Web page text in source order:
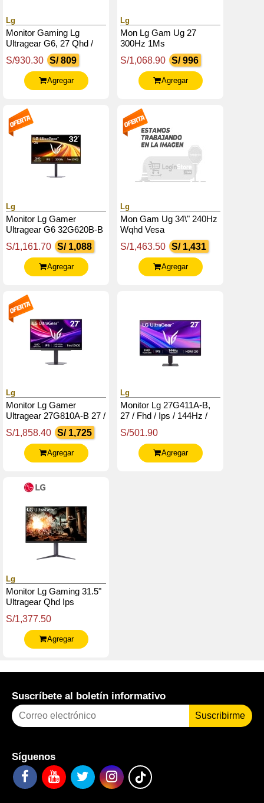
Lg
Monitor Gaming Lg
Ultragear G6, 27 Qhd /
Ips / 200Hz / 1Ms (Gtg) /
Hdmi X2 / Dp /
Headphone-Out
S/930.30 S/ 809
Agregar
Lg
Mon Lg Gam Ug 27
300Hz 1Ms
S/1,068.90 S/ 996
Agregar
Lg
Monitor Lg Gamer
Ultragear G6 32G620B-B
32 / Qhd / Ips / 200Hz /
Hdmix2 / Dp /
Salida_Auriculares
S/1,161.70 S/ 1,088
Agregar
Lg
Mon Gam Ug 34\" 240Hz
Wqhd Vesa
S/1,463.50 S/ 1,431
Agregar
Lg
Monitor Lg Gamer
Ultragear 27G810A-B 27 /
4K Uhd / Ips / 180Hz /
Hdmix2 / Dp / Usb /
Salida_Auriculares
S/1,858.40 S/ 1,725
Agregar
Lg
Monitor Lg 27G411A-B,
27 / Fhd / Ips / 144Hz /
Headphones-Out (3-
Polos, Solo Sonido)
S/501.90
Agregar
Lg
Monitor Lg Gaming 31.5"
Ultragear Qhd Ips
Hdmix2 / Dpx1 /
Headphone-Out X1
S/1,377.50
Agregar
Suscríbete al boletín informativo
Suscribirme
Síguenos